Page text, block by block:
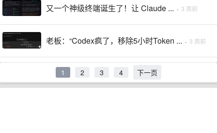
又一个神级终端诞生了！让 Claude ... · 3 周前
老板：“Codex疯了，移除5小时Token ... · 3 周前
1 2 3 4 下一页